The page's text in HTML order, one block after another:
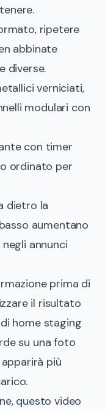
ripetere
abbinate
diverse.
verniciati,
modulari con
con timer
ordinato per
dietro la
aumentano
annunci
prima di
il risultato
home staging
su una foto
più
questo video